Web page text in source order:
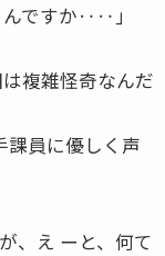
ですか‥‥」
複雑怪奇なんだ
員に優しく声
、え ーと、何て